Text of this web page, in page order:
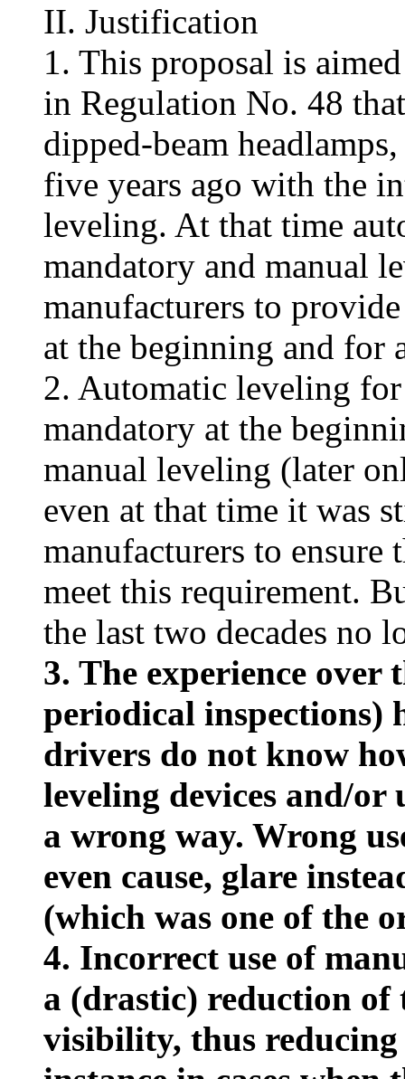
II. Justification
1. This proposal is
in Regulation No. 48
dipped-beam
five years ago with the
leveling. At that time
mandatory and manual
manufacturers to
at the beginning and for
2. Automatic leveling for
mandatory at the
manual leveling (later
even at that time it was
manufacturers to
meet this requirement.
the last two decades no
3. The experience over
periodical inspections)
drivers do not know
leveling devices and/
a wrong way. Wrong
even cause, glare
(which was one of the
4. Incorrect use of
a (drastic) reduction of
visibility, thus